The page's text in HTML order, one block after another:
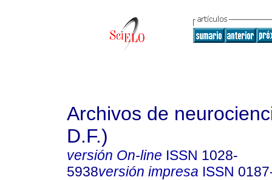
Archivos de
D.F.)
versión On-line ISSN 1028-
5938versión impresa ISSN